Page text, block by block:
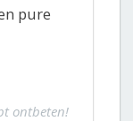
pure
ontbeten!